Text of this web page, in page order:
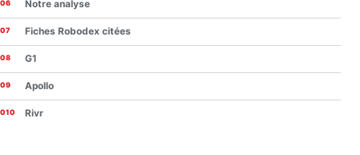
Notre analyse
Fiches Robodex citées
G1
Apollo
Rivr